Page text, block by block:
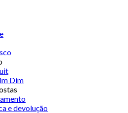
Dim
e devolução